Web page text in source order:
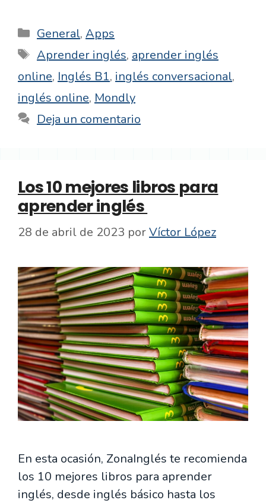
Categorías
General, Apps
Etiquetas
Aprender inglés, aprender inglés
online, Inglés B1, inglés conversacional,
inglés online, Mondly
Deja un comentario
Los 10 mejores libros para
aprender inglés
28 de abril de 2023 porVíctor López
En esta ocasión, ZonaInglés te recomienda
los 10 mejores libros para aprender
inglés, desde inglés básico hasta los